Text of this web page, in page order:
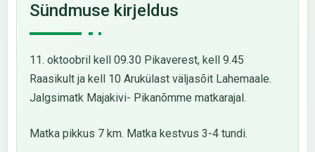
Sündmuse kirjeldus
11. oktoobril kell 09.30 Pikaverest, kell 9.45
Raasikult ja kell 10 Arukülast väljasõit Lahemaale.
Jalgsimatk Majakivi- Pikanõmme matkarajal.
Matka pikkus 7 km. Matka kestvus 3-4 tundi.